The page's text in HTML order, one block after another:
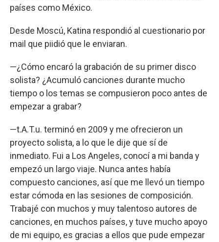
países como México.
Desde Moscú, Katina respondió al cuestionario por
mail que piidió que le enviaran.
—¿Cómo encaró la grabación de su primer disco
solista? ¿Acumuló canciones durante mucho
tiempo o los temas se compusieron poco antes de
empezar a grabar?
—t.A.T.u. terminó en 2009 y me ofrecieron un
proyecto solista, a lo que le dije que sí de
inmediato. Fui a Los Angeles, conocí a mi banda y
empezó un largo viaje. Nunca antes había
compuesto canciones, así que me llevó un tiempo
estar cómoda en las sesiones de composición.
Trabajé con muchos y muy talentoso autores de
canciones, en muchos países, y tuve mucho apoyo
de mi equipo, es gracias a ellos que pude empezar